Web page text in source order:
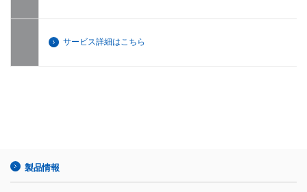
サービス詳細はこちら
製品情報